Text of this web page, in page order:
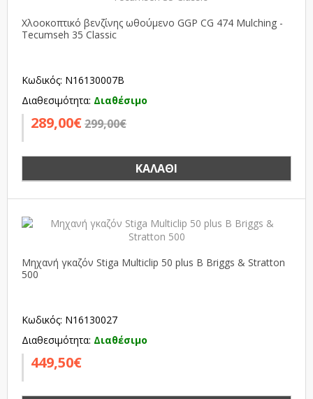
Χλοοκοπτικό βενζίνης ωθούμενο GGP CG 474 Mulching -
Tecumseh 35 Classic
Κωδικός: N16130007B
Διαθεσιμότητα: Διαθέσιμο
289,00€299,00€
ΚΑΛΆΘΙ
Μηχανή γκαζόν Stiga Multiclip 50 plus B Briggs & Stratton
500
Κωδικός: N16130027
Διαθεσιμότητα: Διαθέσιμο
449,50€